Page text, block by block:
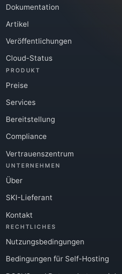
Dokumentation
Artikel
Veröffentlichungen
Cloud-Status
PRODUKT
Preise
Services
Bereitstellung
Compliance
Vertrauenszentrum
UNTERNEHMEN
Über
SKI-Lieferant
Kontakt
RECHTLICHES
Nutzungsbedingungen
Bedingungen für Self-Hosting